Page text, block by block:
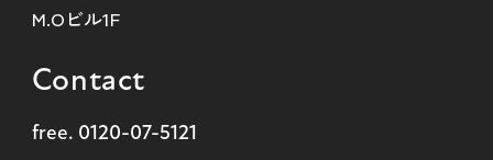
M.Oビル1F
Contact
free. 0120-07-5121